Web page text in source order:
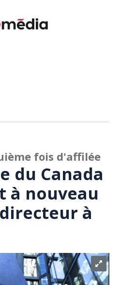
fois d'affilée
du Canada
à nouveau
à